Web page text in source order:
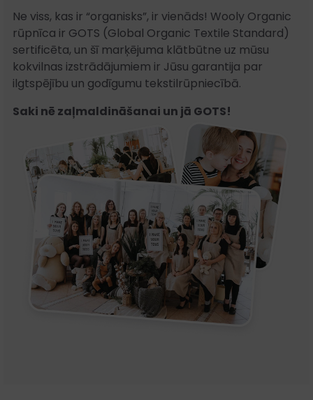
Ne viss, kas ir “organisks”, ir vienāds! Wooly Organic
rūpnīca ir GOTS (Global Organic Textile Standard)
sertificēta, un šī marķējuma klātbūtne uz mūsu
kokvilnas izstrādājumiem ir Jūsu garantija par
ilgtspējību un godīgumu tekstilrūpniecībā.
Saki nē zaļmaldināšanai un jā GOTS!